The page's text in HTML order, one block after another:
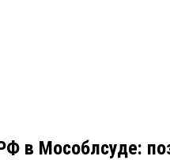
в Мособлсуде: